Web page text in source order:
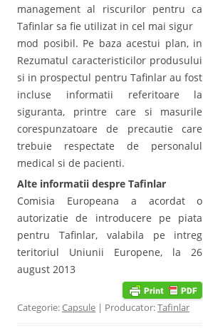
management al riscurilor pentru ca
Tafinlar sa fie utilizat in cel mai sigur
mod posibil. Pe baza acestui plan, in
Rezumatul caracteristicilor produsului
si in prospectul pentru Tafinlar au fost
incluse informatii referitoare la
siguranta, printre care si masurile
corespunzatoare de precautie care
trebuie respectate de personalul
medical si de pacienti.
Alte informatii despre Tafinlar
Comisia Europeana a acordat o
autorizatie de introducere pe piata
pentru Tafinlar, valabila pe intreg
teritoriul Uniunii Europene, la 26
august 2013
Categorie:Capsule | Producator:Tafinlar